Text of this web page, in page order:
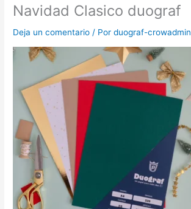
Navidad Clasico duograf
Deja un comentario / Porduograf-crowadmin